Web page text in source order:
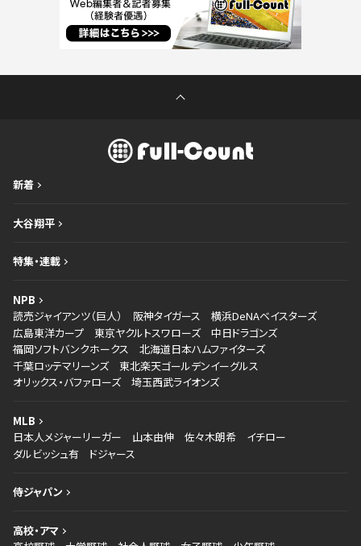
新着
大谷翔平
特集・連載
NPB
読売ジャイアンツ（巨人）
阪神タイガース
横浜DeNAベイスターズ
広島東洋カープ
東京ヤクルトスワローズ
中日ドラゴンズ
福岡ソフトバンクホークス
北海道日本ハムファイターズ
千葉ロッテマリーンズ
東北楽天ゴールデンイーグルス
オリックス・バファローズ
埼玉西武ライオンズ
MLB
日本人メジャーリーガー
山本由伸 佐々木朗希
イチロー
ダルビッシュ有
ドジャース
侍ジャパン
高校・アマ